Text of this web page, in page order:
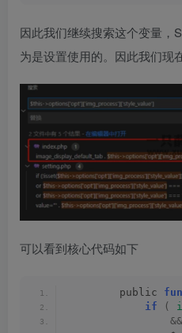
因此我们继续搜索这个变量，
为是设置使用的。因此我们现
可以看到核心代码如下
        public
if
(
&&